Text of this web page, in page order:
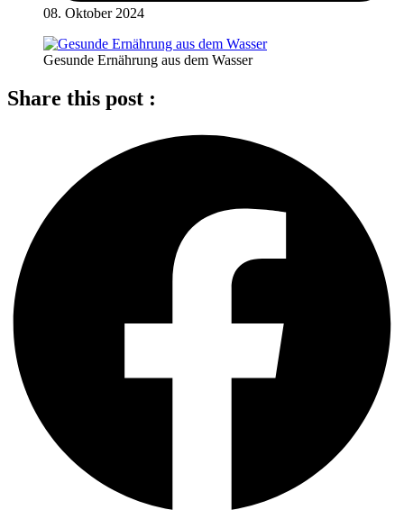
08. Oktober 2024
Gesunde Ernährung aus dem Wasser
Share this post :